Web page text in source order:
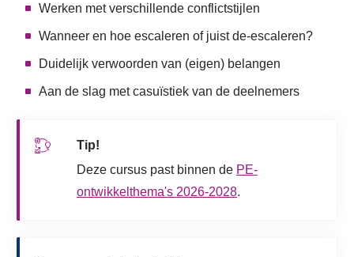
Werken met verschillende conflictstijlen
Wanneer en hoe escaleren of juist de-escaleren?
Duidelijk verwoorden van (eigen) belangen
Aan de slag met casuïstiek van de deelnemers
Tip!
Deze cursus past binnen de PE-
ontwikkelthema's 2026-2028.